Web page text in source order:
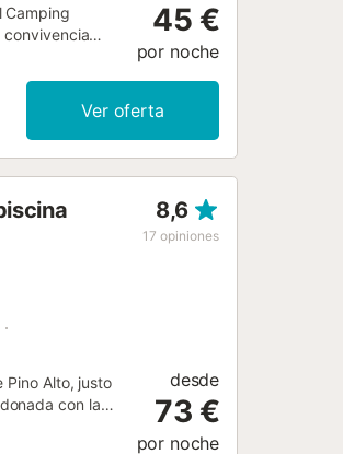
Camping
convivencia
el corazón del
mar en unos
privilegiado a
con depósito
45 €
por noche
Ver oferta
8,6
17 opiniones
Pino Alto, justo
con la
desde
73 €
por noche